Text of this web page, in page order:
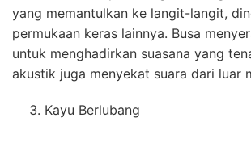
yang memantulkan ke langit-langit,
permukaan keras lainnya. Busa
untuk menghadirkan suasana yang
akustik juga menyekat suara dari luar
Kayu Berlubang